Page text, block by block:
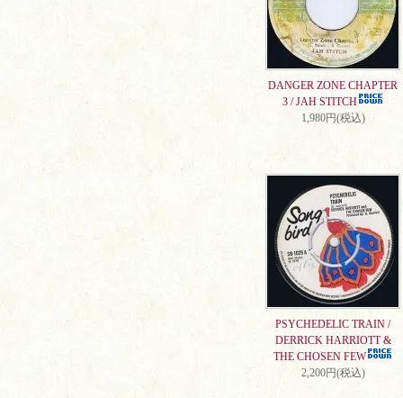
DANGER ZONE CHAPTER
3 / JAH STITCH
1,980円(税込)
PSYCHEDELIC TRAIN /
DERRICK HARRIOTT &
THE CHOSEN FEW
2,200円(税込)